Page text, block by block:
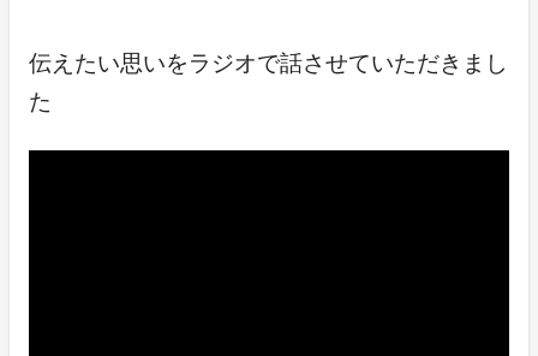
伝えたい思いをラジオで話させていただきまし
た